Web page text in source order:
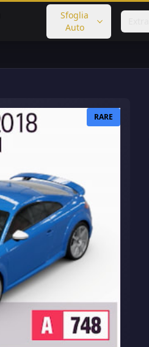
Sfoglia
Auto
RARE